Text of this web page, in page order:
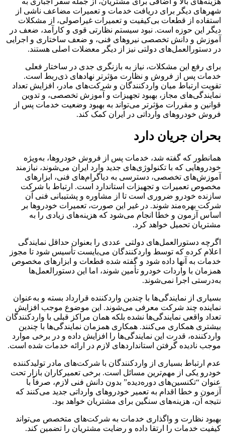
شهرهای دیگر برای دریافت خدمات و تعمیرات مضاعف ناشی از
استفاده از قطعات بی‌کیفیت و تعمیرات غیراصولی، از مشکلات
دیگر این حوزه است. نبود سیستم نظارتی قوی و کارآمد، ضعف در
آموزش و دانش تخصصی نیروهای فنی، و ضعف ساختاری و اجرایی
در دستورالعمل‌های دولتی نیز از دیگر معضلات اصلی هستند.
برای رفع این مشکلات، نیاز به بازنگری جدی در ساختار فعلی
خدمات پس از فروش و نظارت مؤثرتر نهادهای ذی‌ربط است.
تقویت ارتباط میان واردکنندگان و شرکت‌های مادر، افزایش تعداد
نمایندگی‌های مجاز، بهبود تجهیزات و آموزش تخصصی، و تدوین
قوانین و مقررات مؤثرتر می‌تواند به بهبود وضعیت خدمات پس از
فروش خودروهای وارداتی در ایران کمک کند.
بحران جریان دارد
همانطور که گفته شد، خدمات پس از فروش خودروها، به‌ویژه
خودروهایی که با تکنولوژی‌های جدید وارد ایران می‌شوند، نیازمند
آموزش‌های تخصصی، دسترسی به دیاگرام‌های فنی، ابزارهای
مخصوص تعمیرات و تجهیزات استاندارد است. ارتباط با شرکت
سازنده خودرو ضروری است تا از مشاوره و پشتیبانی فنی آن
شرکت بهره‌مند شوند. در غیر این صورت، تعمیرات خودروها بر
اساس آزمون و خطا انجام می‌شود که هزینه‌های زیادی را به
مشتریان تحمیل خواهد کرد.
اگرچه دستورالعمل‌های دولتی عددی را بعنوان حداقل نمایندگی
اعلام کرده که توسط واردکنندگان می‌بایست تأسیس شود تا مجوز
خدمات به آنها داده شود و گفته شده قطعات و ابزارهای مخصوص
همزمان با واردات خودرو تأمین شوند، اما این دستورالعمل‌ها
به‌درستی اجرا نمی‌شوند.
بسیاری از نمایندگی‌ها با چندین واردکننده قرارداد بسته و به‌عنوان
نماینده چند شرکت معرفی می‌شوند. این موضوع موجب افزایش
تعداد واقعی نمایندگی‌ها نشده بلکه همان مراکز قبلی با واردکنندگان
بیشتری همکاری می‌کنند. همکاری همزمان نمایندگی‌ها با چندین
واردکننده، قدرت این نمایندگی‌ها را افزایش داده و در برخی موارد
موجب نادیده گرفتن استانداردهای لازم در ارائه خدمات شده است.
عدم ارتباط بسیاری از واردکنندگان با شرکت‌های مادر تولیدکننده
خودرو یکی از مهم‌ترین مسائل است. برخی تعمیرکاران بازار تحت
عنوان “تکنسین‌های دوره‌دیده” بدون دانش فنی لازم، صرفاً با
آزمون و خطا اقدام به تعمیر خودروهای وارداتی جدید می‌کنند که
نتیجه آن، هزینه‌های سنگین برای مشتریان خواهد بود.
بهبود نظارت و واگذاری خدمات به شرکت‌های متخصص می‌تواند
کیفیت خدمات را ارتقا داده و رضایت مشتریان را تضمین کند.